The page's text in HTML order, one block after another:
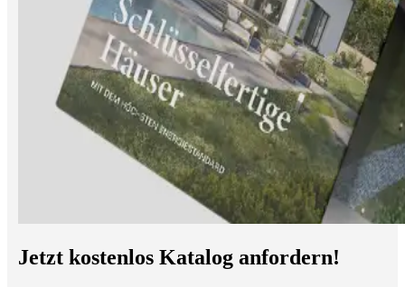
Jetzt kostenlos Katalog anfordern!